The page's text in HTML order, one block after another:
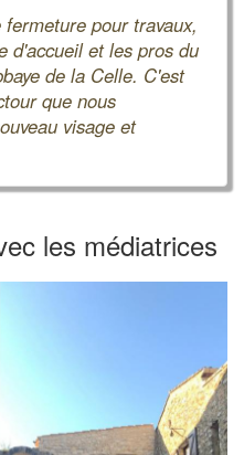
pour travaux,
d'accueil et les pros du
de la Celle. C'est
que nous
visage et
les médiatrices